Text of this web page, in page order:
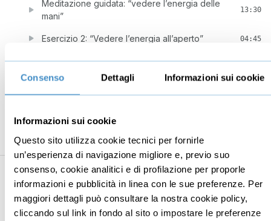
Consenso Dettagli Informazioni sui cookie
Informazioni sui cookie
Questo sito utilizza cookie tecnici per fornirle
un’esperienza di navigazione migliore e, previo suo
consenso, cookie analitici e di profilazione per proporle
informazioni e pubblicità in linea con le sue preferenze. Per
maggiori dettagli può consultare la nostra cookie policy,
cliccando sul link in fondo al sito o impostare le preferenze
Meditazione guidata: “vedere l’energia delle
mani”
13:30
Esercizio 2: “Vedere l’energia all’aperto” 04:45
Meditazione guidata: “vedere l’energia
all’aperto”
Esercizio 3: “Vedere il proprio campo energetico
energetico allo specchio”
8 Proteggersi dall’inquinamento energetico 58:42
L’aura: i misteri del campo energetico umano
L’aura e l’inquinamento energetico 14:43